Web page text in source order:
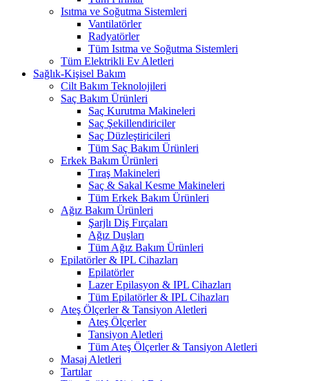
Isıtma ve Soğutma Sistemleri
Vantilatörler
Radyatörler
Tüm Isıtma ve Soğutma Sistemleri
Tüm Elektrikli Ev Aletleri
Sağlık-Kişisel Bakım
Cilt Bakım Teknolojileri
Saç Bakım Ürünleri
Saç Kurutma Makineleri
Saç Şekillendiriciler
Saç Düzleştiricileri
Tüm Saç Bakım Ürünleri
Erkek Bakım Ürünleri
Tıraş Makineleri
Saç & Sakal Kesme Makineleri
Tüm Erkek Bakım Ürünleri
Ağız Bakım Ürünleri
Şarjlı Diş Fırçaları
Ağız Duşları
Tüm Ağız Bakım Ürünleri
Epilatörler & IPL Cihazları
Epilatörler
Lazer Epilasyon & IPL Cihazları
Tüm Epilatörler & IPL Cihazları
Ateş Ölçerler & Tansiyon Aletleri
Ateş Ölçerler
Tansiyon Aletleri
Tüm Ateş Ölçerler & Tansiyon Aletleri
Masaj Aletleri
Tartılar